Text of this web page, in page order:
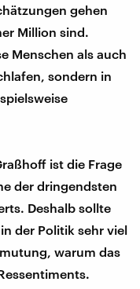
gehen
Million sind.
Menschen als auch
sondern in
ist die Frage
der dringendsten
Deshalb sollte
der Politik sehr viel
warum das